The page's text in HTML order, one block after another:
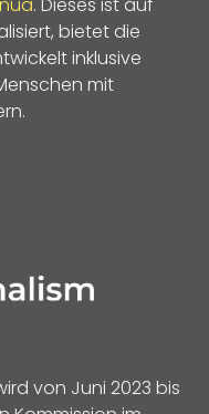
bietet die
inklusive
mit
von Juni 2023 bis